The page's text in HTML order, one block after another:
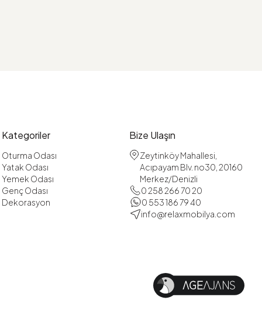
Kategoriler
Oturma Odası
Yatak Odası
Yemek Odası
Genç Odası
Dekorasyon
Bize Ulaşın
Zeytinköy Mahallesi,
Acıpayam Blv. no30, 20160
Merkez/Denizli
0 258 266 70 20
0 553 186 79 40
info@relaxmobilya.com